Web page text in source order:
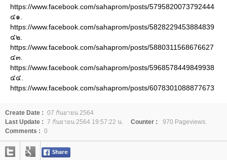
https://www.facebook.com/sahaprom/posts/5795820073792444
๔๑.
https://www.facebook.com/sahaprom/posts/5828229453884839
๔๒.
https://www.facebook.com/sahaprom/posts/5880311568676627
๔๓.
https://www.facebook.com/sahaprom/posts/5968578449849938
๔๔.
https://www.facebook.com/sahaprom/posts/6078301088877673
Create Date : 07 กันยายน 2564
Last Update : 7 กันยายน 2564 19:57:22 น. Counter :
970 Pageviews.
Comments : 0